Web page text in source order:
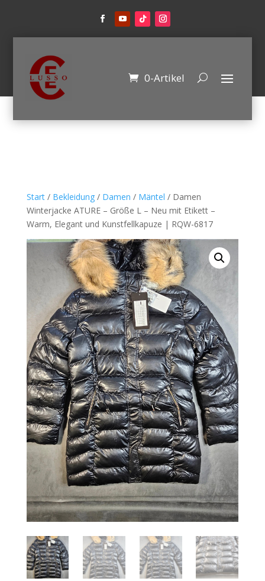
0-Artikel
Start/ Bekleidung/ Damen / Mäntel / Damen
Winterjacke ATURE – Größe L – Neu mit Etikett –
Warm, Elegant und Kunstfellkapuze | RQW-6817